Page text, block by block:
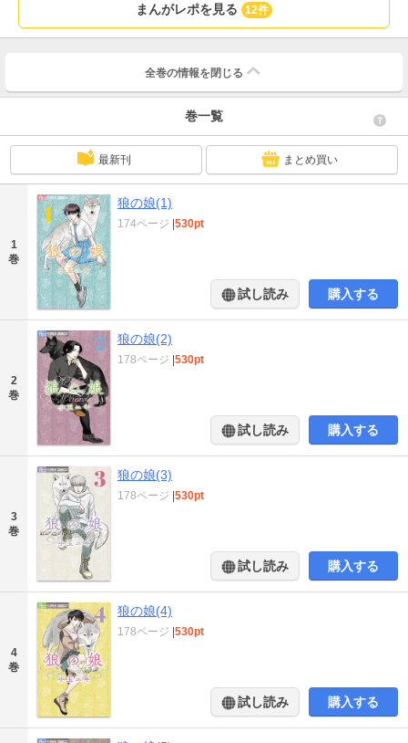
まんがレポを見る 12件
全巻の情報を 閉じる
巻一覧
最新刊 まとめ買い
1
巻
狼の娘(1)
174ページ |530pt
試し読み 購入する
2
巻
狼の娘(2)
178ページ |530pt
試し読み 購入する
3
巻
狼の娘(3)
178ページ |530pt
試し読み 購入する
4
巻
狼の娘(4)
178ページ |530pt
試し読み 購入する